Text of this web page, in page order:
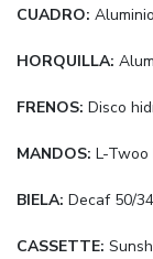
CUADRO:
HORQUILLA:
FRENOS: Disco
MANDOS: L-Twoo
BIELA: Decaf 50/
CASSETTE: